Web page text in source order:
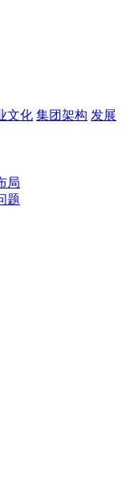
文化 集团架构 发展
局
题